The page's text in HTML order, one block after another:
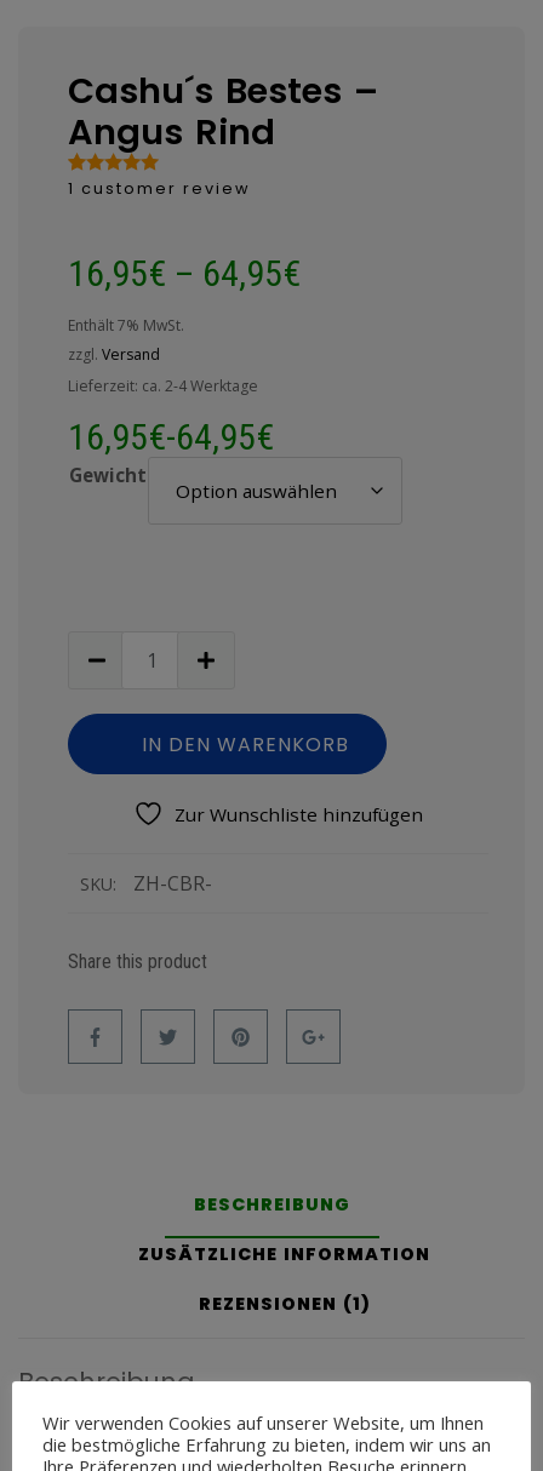
Cashu´s Bestes –
Angus Rind
Bewertet
auf
1
Kundenbewertung
1 customer review
16,95€ – 64,95€
Enthält 7% MwSt.
zzgl. Versand
Lieferzeit: ca. 2-4 Werktage
16,95€-64,95€
Gewicht
IN DEN WARENKORB
Zur Wunschliste hinzufügen
SKU: ZH-CBR-
Share this product
BESCHREIBUNG
ZUSÄTZLICHE INFORMATION
REZENSIONEN (1)
Beschreibung
Unsere Eigenmarke Cashu´s Bestes Angus Rind ist ein
Trockenfutter dass mit Unterstützung von Tierärzten, viel
Wir verwenden Cookies auf unserer Website, um Ihnen
die bestmögliche Erfahrung zu bieten, indem wir uns an
Ihre Präferenzen und wiederholten Besuche erinnern.